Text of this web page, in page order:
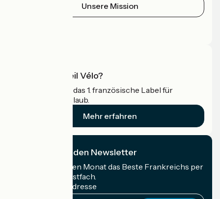
Unsere Mission
Was ist Accueil Vélo?
Accueil Vélo ist das 1. französische Label für
Radfahrer im Urlaub.
Mehr erfahren
Ich abonniere den Newsletter
Erhalten Sie jeden Monat das Beste Frankreichs per
Rad in Ihrem Postfach.
Meine E-Mail-Adresse